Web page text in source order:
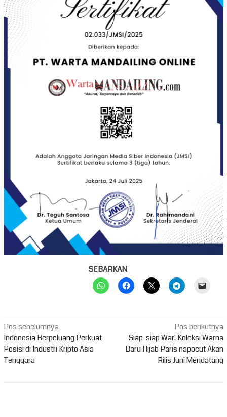
SEBARKAN
Navigasi
pos
Pos sebelumnya
Indonesia Berpeluang Perkuat
Posisi di Industri Kripto Asia
Tenggara
Pos berikutnya
Siap-siap War! Koleksi Warna
Baru Hijab Paris napocut Akan
Rilis Juni Mendatang